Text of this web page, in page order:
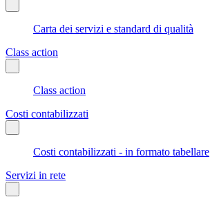
Carta dei servizi e standard di qualità
Class action
Class action
Costi contabilizzati
Costi contabilizzati - in formato tabellare
Servizi in rete